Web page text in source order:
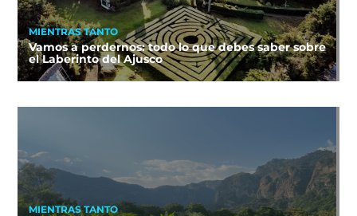
MIENTRAS TANTO
Vamos a perdernos: todo lo que debes saber sobre
el Laberinto del Ajusco
MIENTRAS TANTO